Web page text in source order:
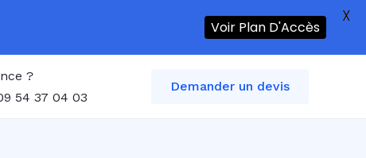
?
54 37 04 03
Demander un devis
Voir Plan D'Accès
X